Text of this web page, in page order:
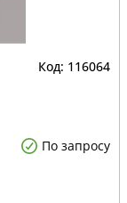
116064
По запросу